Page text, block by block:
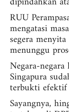
RUU
mengatasi
segera
menunggu
Negara-
Singapura
terbukti efektif
Sayangnya,